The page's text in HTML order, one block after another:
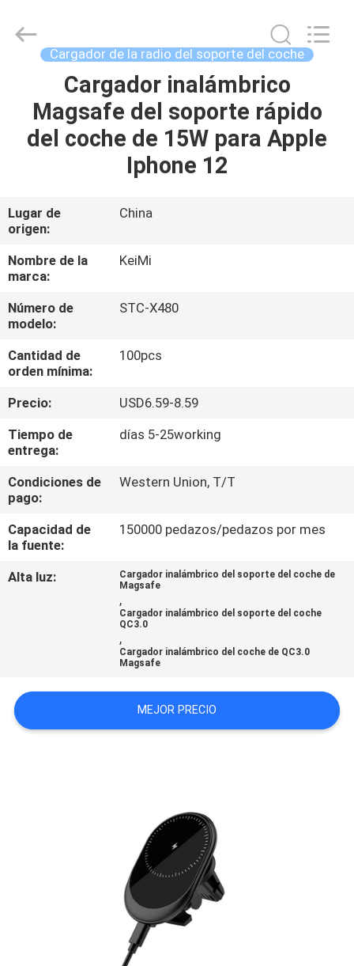
HOGAR
PRODUCTOS
NOSOTROS
VIAJE
DE
LA
FÁBRICA
CONTROL
CALIDAD
ÉNTRENOS
EN
CONTACTO
CON
MAPA
Industrial
Cargador de la radio del soporte del coche
Cargador inalámbrico
Magsafe del soporte rápido
del coche de 15W para Apple
Iphone 12
Lugar de
origen:
China
Nombre de la
marca:
KeiMi
Número de
modelo:
STC-X480
Cantidad de
orden mínima:
100pcs
Precio:
USD6.59-8.59
Tiempo de
entrega:
días 5-25working
Condiciones de
pago:
Western Union, T/T
Capacidad de
la fuente:
150000 pedazos/pedazos por mes
Alta luz:
Cargador inalámbrico del soporte del coche de
Magsafe
,
Cargador inalámbrico del soporte del coche
QC3.0
,
Cargador inalámbrico del coche de QC3.0
Magsafe
MEJOR PRECIO